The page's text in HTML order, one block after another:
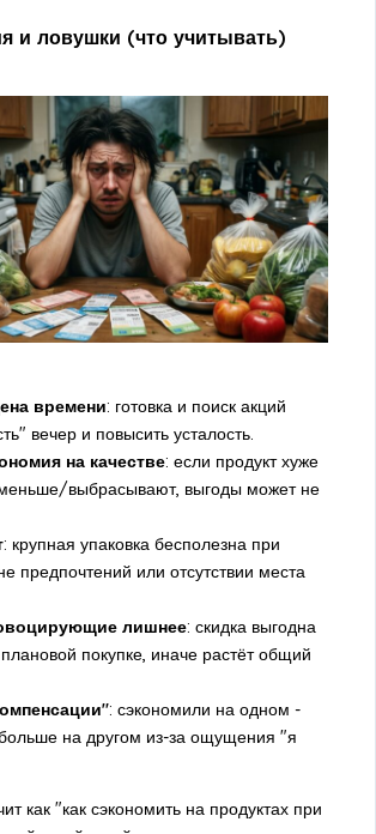
и ловушки (что учитывать)
времени: готовка и поиск акций
вечер и повысить усталость.
на качестве: если продукт хуже
выбрасывают, выгоды может не
: крупная упаковка бесполезна при
предпочтений или отсутствии места
лишнее: скидка выгодна
покупке, иначе растёт общий
: сэкономили на одном -
на другом из-за ощущения "я
как "как сэкономить на продуктах при